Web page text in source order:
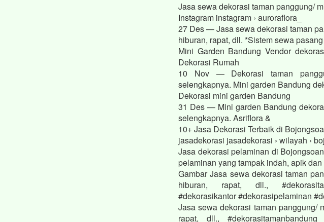
Jasa sewa dekorasi taman panggung/
Instagram instagram › auroraflora_
27 Des — Jasa sewa dekorasi taman
hiburan, rapat, dll. *Sistem sewa
Mini Garden Bandung Vendor
Dekorasi Rumah
10 Nov — Dekorasi taman
selengkapnya. Mini garden Bandung
Dekorasi mini garden Bandung
31 Des — Mini garden Bandung
selengkapnya. Asriflora &
10+ Jasa Dekorasi Terbaik di
jasadekorasi jasadekorasi › wilayah ›
Jasa dekorasi pelaminan di
pelaminan yang tampak indah, apik
Gambar Jasa sewa dekorasi taman
hiburan, rapat, dll.,
#dekorasikantor #dekorasipelaminan
Jasa sewa dekorasi taman panggung/
rapat, dll.,